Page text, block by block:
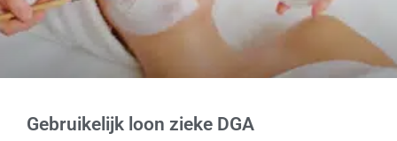
Gebruikelijk loon zieke DGA